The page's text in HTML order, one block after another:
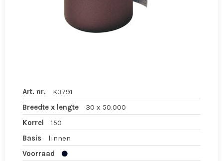
Art. nr.
K3791
Breedte x lengte
30 x 50.000
Korrel
150
Basis
linnen
Voorraad